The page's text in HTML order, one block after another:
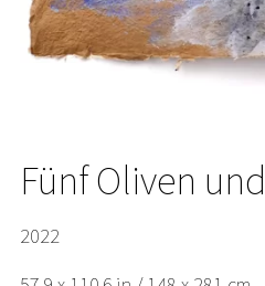
Fünf Oliven
2022